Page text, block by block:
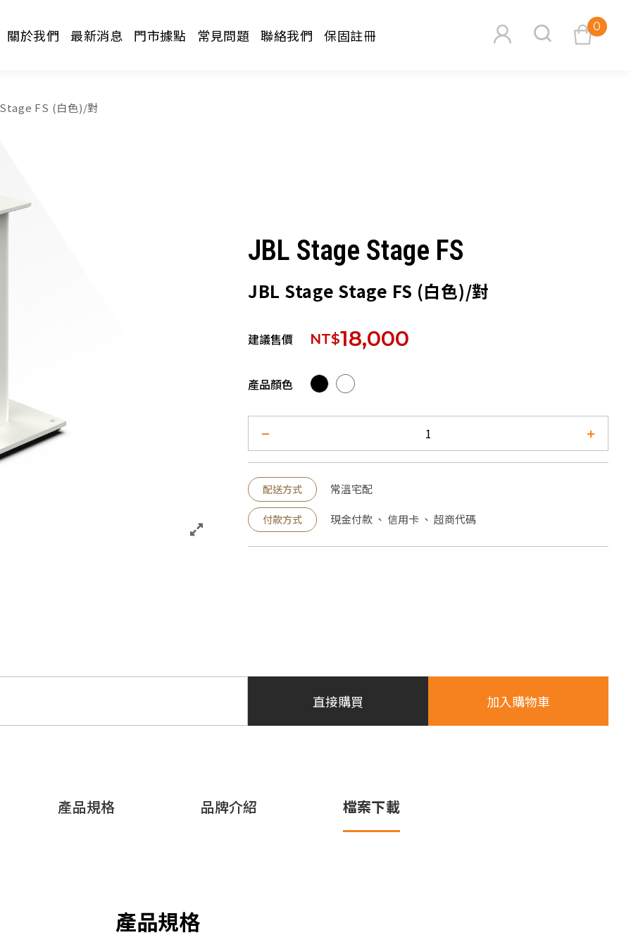
0
搜尋
關於我們 最新消息 門市據點 常見問題 聯絡我們 保固註冊
FS (白色)/對
JBL Stage Stage FS
JBL Stage Stage FS (白色)/對
建議售價 NT$18,000
產品顏色
配送方式 常溫宅配
付款方式 現金付款 、 信用卡 、 超商代碼
直接購買 加入購物車
產品規格 品牌介紹 檔案下載
產品規格